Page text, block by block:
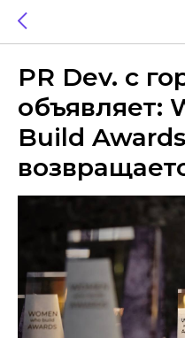
PR Dev. с
объявляет:
Build Awards